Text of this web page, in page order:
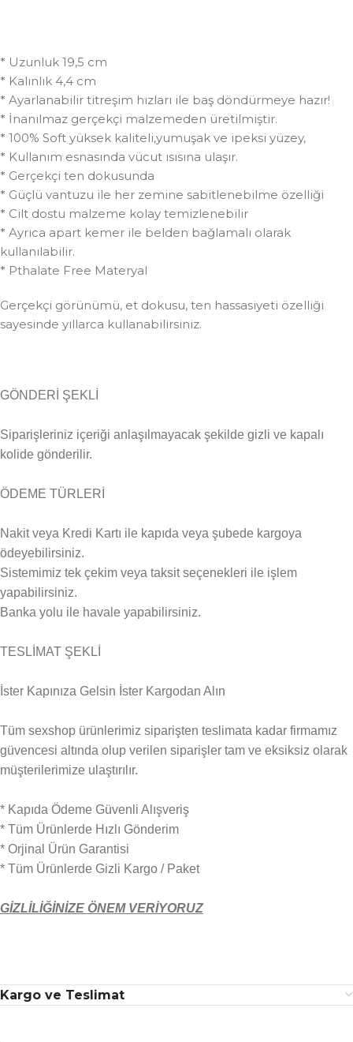
* Uzunluk 19,5 cm
* Kalınlık 4,4 cm
* Ayarlanabilir titreşim hızları ile baş döndürmeye hazır!
* İnanılmaz gerçekçi malzemeden üretilmiştir.
* 100% Soft yüksek kaliteli,yumuşak ve ipeksi yüzey,
* Kullanım esnasında vücut ısısına ulaşır.
* Gerçekçi ten dokusunda
* Güçlü vantuzu ile her zemine sabitlenebilme özelliği
* Cilt dostu malzeme kolay temizlenebilir
* Ayrıca apart kemer ile belden bağlamalı olarak
kullanılabilir.
* Pthalate Free Materyal
Gerçekçi görünümü, et dokusu, ten hassasiyeti özelliği
sayesinde yıllarca kullanabilirsiniz.
GÖNDERİ ŞEKLİ
Siparişleriniz içeriği anlaşılmayacak şekilde gizli ve kapalı
kolide gönderilir.
ÖDEME TÜRLERİ
Nakit veya Kredi Kartı ile kapıda veya şubede kargoya
ödeyebilirsiniz.
Sistemimiz tek çekim veya taksit seçenekleri ile işlem
yapabilirsiniz.
Banka yolu ile havale yapabilirsiniz.
TESLİMAT ŞEKLİ
İster Kapınıza Gelsin İster Kargodan Alın
Tüm sexshop ürünlerimiz siparişten teslimata kadar firmamız
güvencesi altında olup verilen siparişler tam ve eksiksiz olarak
müşterilerimize ulaştırılır.
* Kapıda Ödeme Güvenli Alışveriş
* Tüm Ürünlerde Hızlı Gönderim
* Orjinal Ürün Garantisi
* Tüm Ürünlerde Gizli Kargo / Paket
GİZLİLİĞİNİZE ÖNEM VERİYORUZ
Kargo ve Teslimat